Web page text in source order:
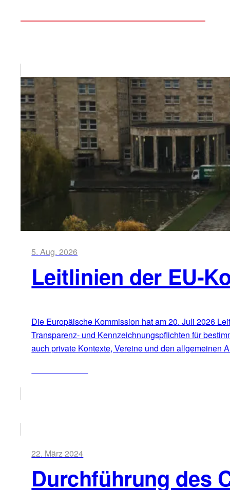
5. Aug. 2026
Leitlinien der EU-
Die Europäische Kommission hat am 20. Juli 2026
Transparenz- und Kennzeichnungspflichten für
auch private Kontexte, Vereine und den
22. März 2024
Durchführung des